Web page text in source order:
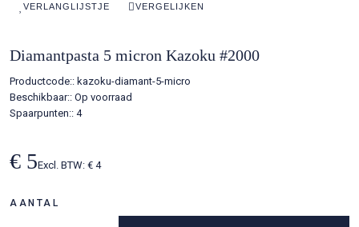
VERLANGLIJSTJE VERGELIJKEN
Diamantpasta 5 micron Kazoku #2000
Productcode:: kazoku-diamant-5-micro
Beschikbaar:: Op voorraad
Spaarpunten:: 4
€ 5Excl. BTW: € 4
AANTAL